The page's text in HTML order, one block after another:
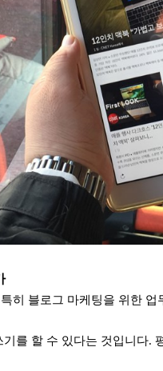
히 블로그 마케팅을 위한
를 할 수 있다는 것입니다.